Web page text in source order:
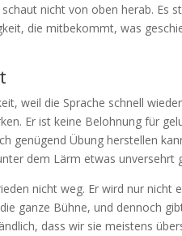
nicht von oben herab. Es
die mitbekommt, was
weil die Sprache schnell
Er ist keine Belohnung für
genügend Übung herstellen
dem Lärm etwas unversehrt
nicht weg. Er wird nur nicht
ganze Bühne, und dennoch
dass wir sie meistens